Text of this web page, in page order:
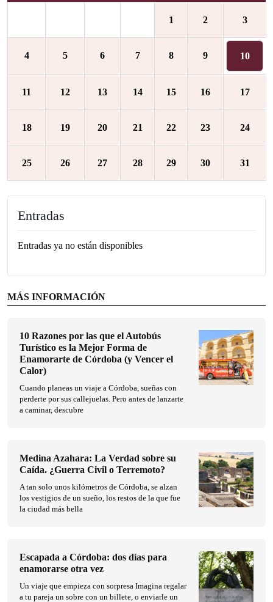
1 2 3
4 5 6 7 8 9 10
11 12 13 14 15 16 17
18 19 20 21 22 23 24
25 26 27 28 29 30 31
Entradas
Entradas ya no están disponibles
MÁS INFORMACIÓN
10 Razones por las que el Autobús
Turístico es la Mejor Forma de
Enamorarte de Córdoba (y Vencer el
Calor)
Cuando planeas un viaje a Córdoba, sueñas con
perderte por sus callejuelas. Pero antes de lanzarte
a caminar, descubre
Medina Azahara: La Verdad sobre su
Caída. ¿Guerra Civil o Terremoto?
A tan solo unos kilómetros de Córdoba, se alzan
los vestigios de un sueño, los restos de la que fue
la ciudad más bella
Escapada a Córdoba: dos días para
enamorarse otra vez
Un viaje que empieza con sorpresa Imagina regalar
a tu pareja un sobre con un billete, o enviarle un